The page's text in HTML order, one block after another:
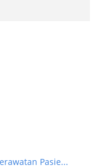
Pasie...